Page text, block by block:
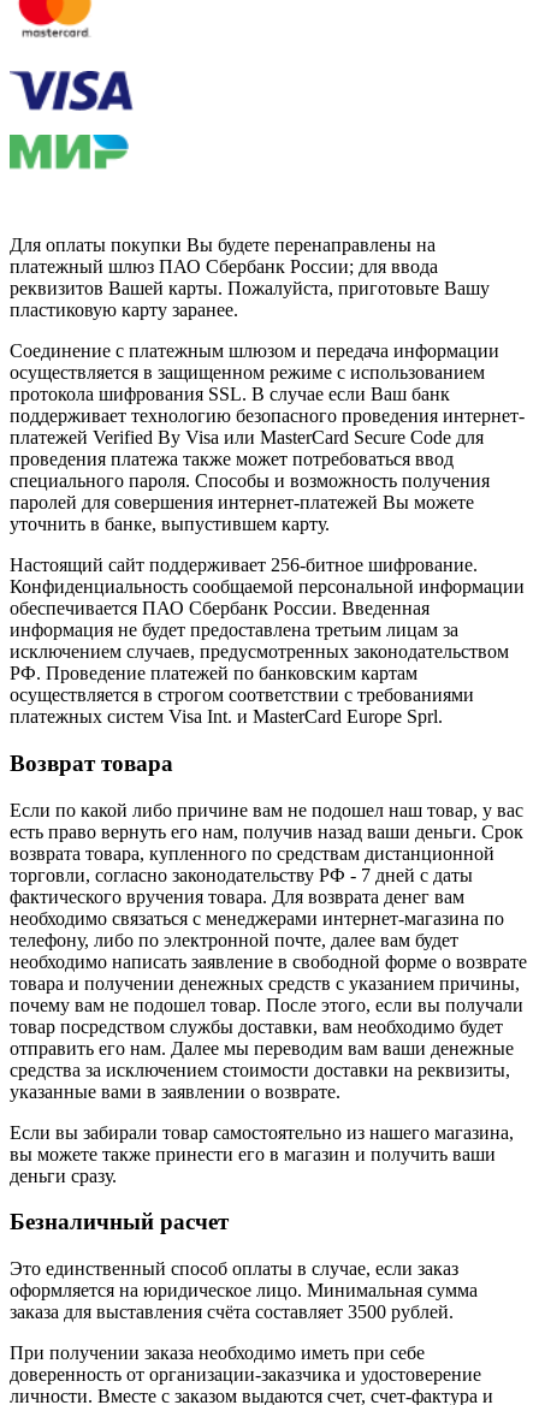
Для оплаты покупки Вы будете перенаправлены на
платежный шлюз ПАО Сбербанк России; для ввода
реквизитов Вашей карты. Пожалуйста, приготовьте Вашу
пластиковую карту заранее.
Соединение с платежным шлюзом и передача информации
осуществляется в защищенном режиме с использованием
протокола шифрования SSL. В случае если Ваш банк
поддерживает технологию безопасного проведения интернет-
платежей Verified By Visa или MasterCard Secure Code для
проведения платежа также может потребоваться ввод
специального пароля. Способы и возможность получения
паролей для совершения интернет-платежей Вы можете
уточнить в банке, выпустившем карту.
Настоящий сайт поддерживает 256-битное шифрование.
Конфиденциальность сообщаемой персональной информации
обеспечивается ПАО Сбербанк России. Введенная
информация не будет предоставлена третьим лицам за
исключением случаев, предусмотренных законодательством
РФ. Проведение платежей по банковским картам
осуществляется в строгом соответствии с требованиями
платежных систем Visa Int. и MasterCard Europe Sprl.
Возврат товара
Если по какой либо причине вам не подошел наш товар, у вас
есть право вернуть его нам, получив назад ваши деньги. Срок
возврата товара, купленного по средствам дистанционной
торговли, согласно законодательству РФ - 7 дней с даты
фактического вручения товара. Для возврата денег вам
необходимо связаться с менеджерами интернет-магазина по
телефону, либо по электронной почте, далее вам будет
необходимо написать заявление в свободной форме о возврате
товара и получении денежных средств с указанием причины,
почему вам не подошел товар. После этого, если вы получали
товар посредством службы доставки, вам необходимо будет
отправить его нам. Далее мы переводим вам ваши денежные
средства за исключением стоимости доставки на реквизиты,
указанные вами в заявлении о возврате.
Если вы забирали товар самостоятельно из нашего магазина,
вы можете также принести его в магазин и получить ваши
деньги сразу.
Безналичный расчет
Это единственный способ оплаты в случае, если заказ
оформляется на юридическое лицо. Минимальная сумма
заказа для выставления счёта составляет 3500 рублей.
При получении заказа необходимо иметь при себе
доверенность от организации-заказчика и удостоверение
личности. Вместе с заказом выдаются счет, счет-фактура и